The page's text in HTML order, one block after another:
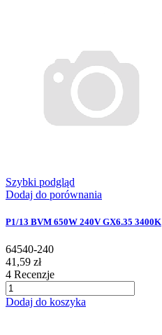
Szybki podgląd
Dodaj do porównania
P1/13 BVM 650W 240V GX6.35 3400K
64540-240
41,59 zł
4 Recenzje
Dodaj do koszyka